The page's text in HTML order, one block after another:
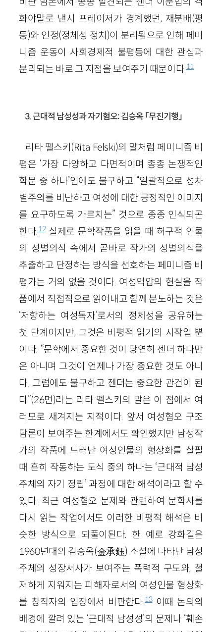
화야말로 낸시 프레이저가 경계했던, 재분배(평
등)와 인정(정체성 정치)이 분리됨으로 인해 페미
니즘 운동이 사회경제적 불평등에 대한 관심과
분리되는 바로 그 지점을 보여주기 때문이다.11
3. 근대적 남성성과 자기혐오: 김승옥 「무진기행」
리타 펠스키(Rita Felski)의 말처럼 페미니즘 비
평은 ‘가장 다양하고 다면적이며 종종 논쟁적인
학문 중 하나’임에도 불구하고 “일괄적으로 성차
별주의를 비난하고 여성에 대한 긍정적인 이미지
를 요구하도록 가르치는” 것으로 종종 인식되곤
한다.12실제로 문학작품을 읽을 때 허구적 인물
의 성별의식 속에서 곧바로 작가의 성별의식을
추출하고 단정하는 방식을 선호하는 페미니즘 비
평가는 거의 없을 것이다. 여성억압의 현실을 작
품에서 직접적으로 읽어내고 함께 분노하는 것은
‘저항하는 여성독자’로서의 정체성을 공유하는
첫 단계이지만, 그것은 비평적 읽기의 시작일 뿐
이다. “문학에서 중요한 것이 당연히 젠더 하나만
은 아니며 그것이 언제나 가장 중요한 것도 아니
다. 그럼에도 불구하고 젠더는 중요한 관건이 된
다”(26면)라는 리타 펠스키의 말은 이 점에서 여
러모로 새겨지는 지적이다. 앞서 여성혐오 구조
담론이 보여주는 한계에서도 확인했지만 남성작
가의 작품에 드러난 여성인물의 형상화를 살필
때 흔히 작동하는 도식 중의 하나는 ‘근대적 남성
주체의 자기 정립’ 과정에 대한 해석이라고 할 수
있다. 최근 여성혐오 문제와 관련하여 문학사를
다시 읽는 작업에서도 이러한 비평적 해석은 비
슷한 방식으로 되풀이된다. 한 예로 강화길은
1960년대의 김승옥(金承鈺) 소설에 나타난 남성
주체의 성장서사가 보여주는 폭력적 구도와, 철
저하게 지워지는 피해자로서의 여성인물 형상화
를 창작자의 입장에서 비판한다.13이때 논의의
배경에 깔려 있는 ‘근대적 남성성’의 문제나 ‘훼손